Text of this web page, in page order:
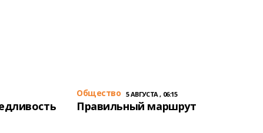
Общество 5 АВГУСТА , 06:15
Правильный маршрут